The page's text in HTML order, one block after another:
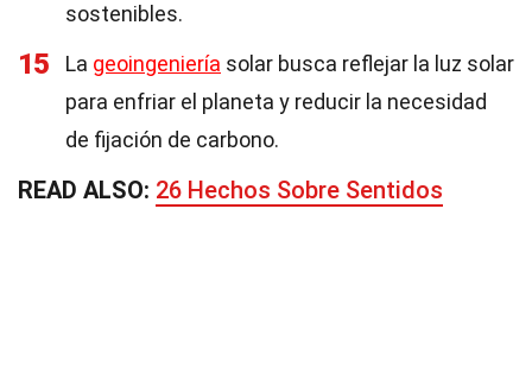
sostenibles.
15 La geoingeniería solar busca reflejar la luz solar
para enfriar el planeta y reducir la necesidad
de fijación de carbono.
READ ALSO: 26 Hechos Sobre Sentidos